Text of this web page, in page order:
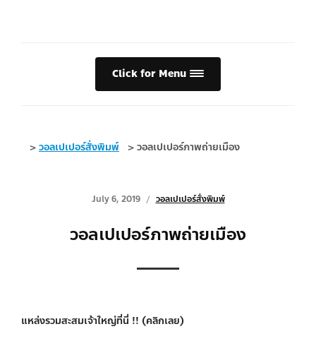
Click for Menu
>วอลเปเปอร์สั่งพิมพ์ >วอลเปเปอร์ภาพถ่ายเมือง
July 6, 2019 วอลเปเปอร์สั่งพิมพ์
วอลเปเปอร์ภาพถ่ายเมือง
แหล่งรวมสะสมเจ้าใหญ่ที่นี่ !! (คลิกเลย)